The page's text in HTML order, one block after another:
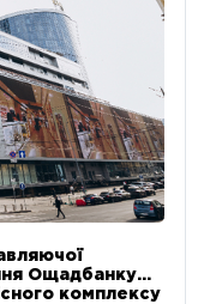
Ощадбанку
комплексу